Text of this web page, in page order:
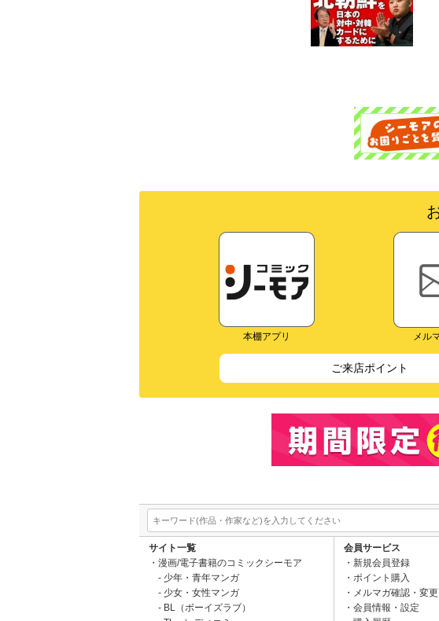
本棚アプリ メル
ご来店ポイント
サイト一覧
漫画/電子書籍のコミックシーモア
少年・青年マンガ
少女・女性マンガ
BL（ボーイズラブ）
会員サービス
新規会員登録
ポイント購入
メルマガ確認・変更
会員情報・設定